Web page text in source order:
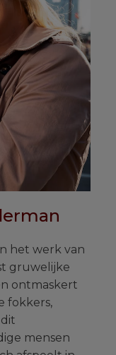
het werk van
gruwelijke
ontmaskert
fokkers,
mensen